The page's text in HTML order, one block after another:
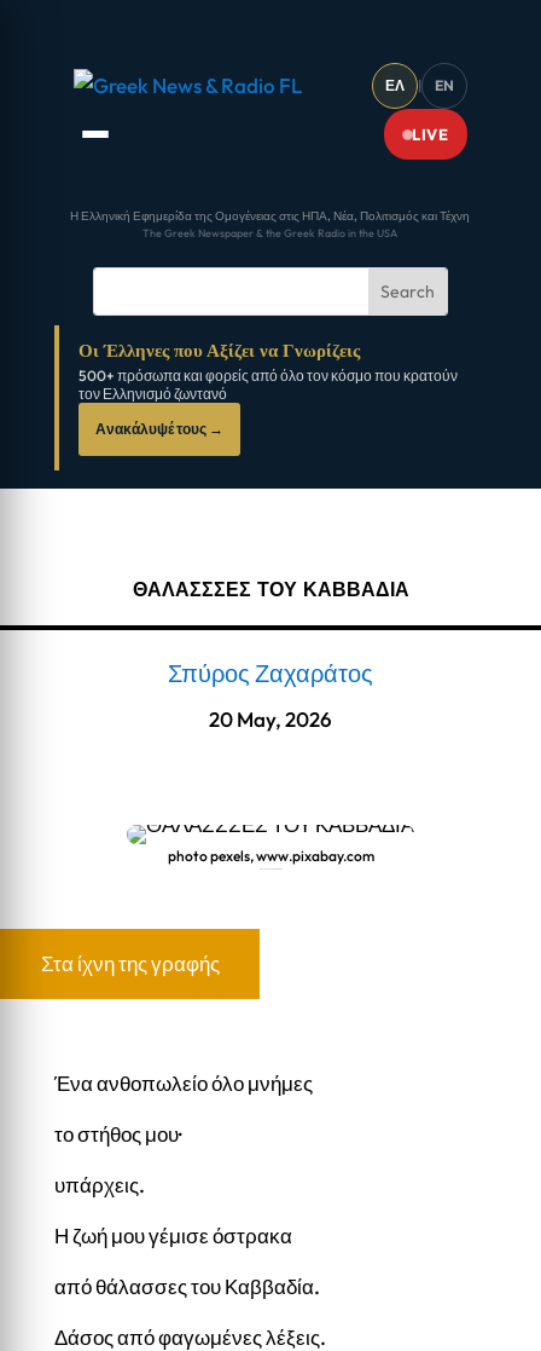
ΕΛ | EN
LIVE
Η Ελληνική Εφημερίδα της Ομογένειας στις ΗΠΑ, Νέα, Πολιτισμός και Τέχνη
The Greek Newspaper & the Greek Radio in the USA
Οι Έλληνες που Αξίζει να Γνωρίζεις
500+ πρόσωπα και φορείς από όλο τον κόσμο που κρατούν
τον Ελληνισμό ζωντανό
Ανακάλυψέ τους →
ΘΑΛΑΣΣΣΕΣ ΤΟΥ ΚΑΒΒΑΔΙΑ
Σπύρος Ζαχαράτος
20 May, 2026
photo pexels, www.pixabay.com
Στα ίχνη της γραφής
Ένα ανθοπωλείο όλο μνήμες
το στήθος μου·
υπάρχεις.
Η ζωή μου γέμισε όστρακα
από θάλασσες του Καββαδία.
Δάσος από φαγωμένες λέξεις.